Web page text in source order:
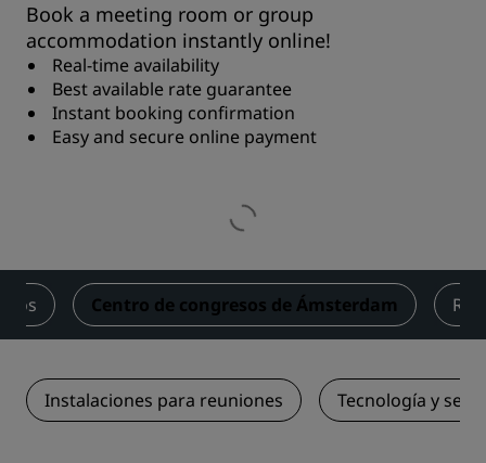
Book a meeting room or group
accommodation instantly online!
Real-time availability
Best available rate guarantee
Instant booking confirmation
Easy and secure online payment
Centro de congresos de Ámsterdam
Instalaciones para reuniones Tecnología y